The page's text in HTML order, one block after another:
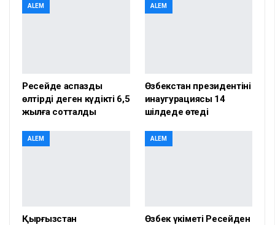
ALEM
Ресейде аспазды
өлтірді деген күдікті 6,5
жылға сотталды
ALEM
Өзбекстан президентінің
инаугурациясы 14
шілдеде өтеді
ALEM
Қырғызстан
ALEM
Өзбек үкіметі Ресейден